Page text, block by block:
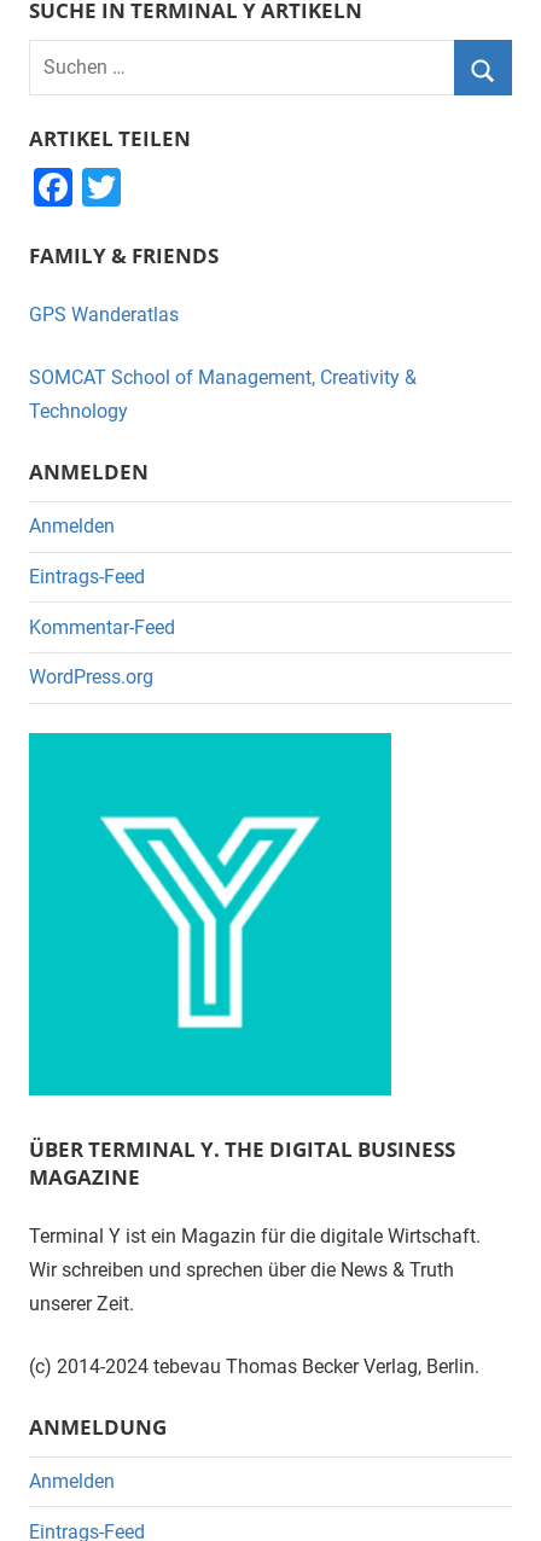
SUCHE IN TERMINAL Y ARTIKELN
Suchen
nach:
ARTIKEL TEILEN
F
c
e
o
o
k
tt
er
FAMILY & FRIENDS
GPS Wanderatlas
SOMCAT School of Management, Creativity &
Technology
ANMELDEN
Anmelden
Eintrags-Feed
Kommentar-Feed
WordPress.org
ÜBER TERMINAL Y. THE DIGITAL BUSINESS
MAGAZINE
Terminal Y ist ein Magazin für die digitale Wirtschaft.
Wir schreiben und sprechen über die News & Truth
unserer Zeit.
(c) 2014-2024 tebevau Thomas Becker Verlag, Berlin.
ANMELDUNG
Anmelden
Eintrags-Feed